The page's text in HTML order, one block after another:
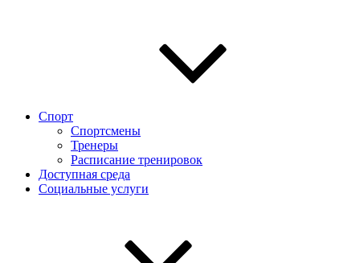
Спорт
Спортсмены
Тренеры
Расписание тренировок
Доступная среда
Социальные услуги